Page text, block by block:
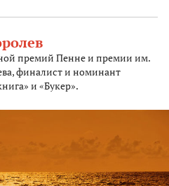
премий Пенне и премии им.
финалист и номинант
и «Букер».